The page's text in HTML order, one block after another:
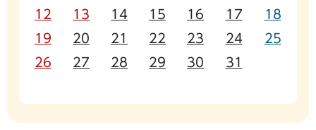
12
13 14 15 16 17
18
19
20 21 22 23 24
25
26
27 28 29 30 31